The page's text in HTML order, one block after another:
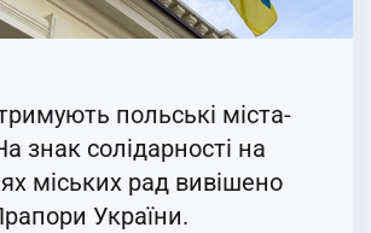
польські міста-
знак солідарності на
міських рад вивішено
України.